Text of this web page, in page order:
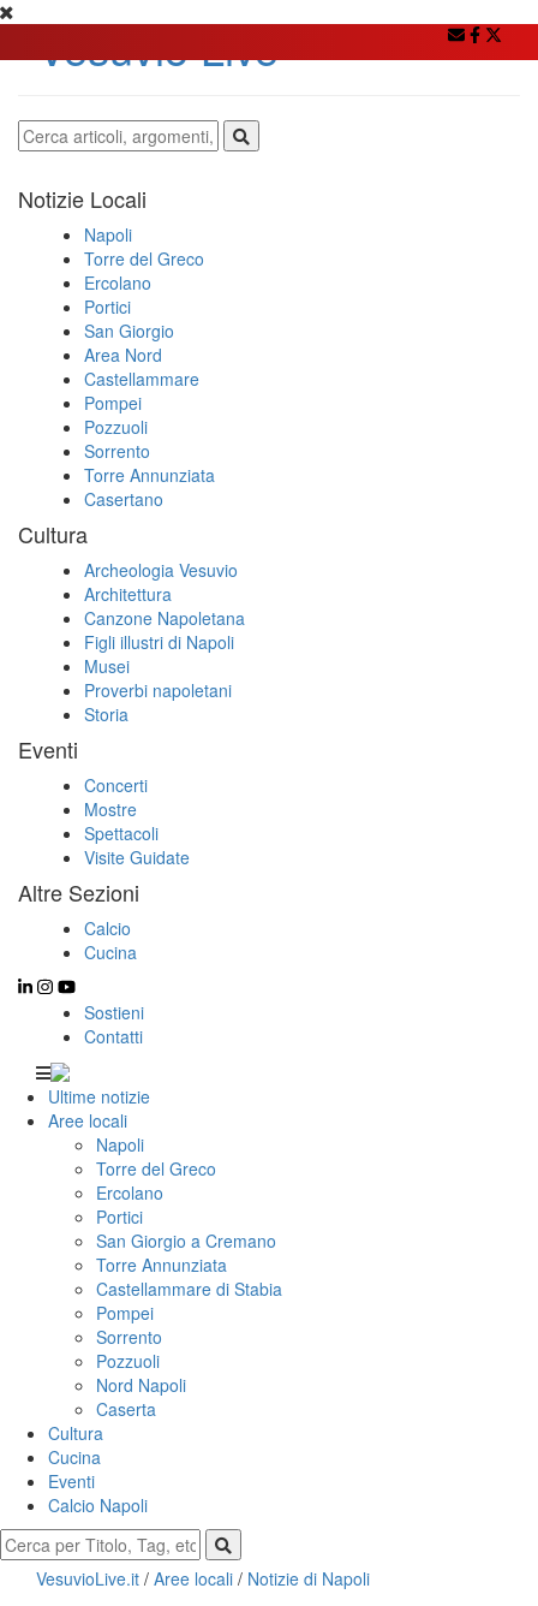
Notizie Locali
Napoli
Torre del Greco
Ercolano
Portici
San Giorgio
Area Nord
Castellammare
Pompei
Pozzuoli
Sorrento
Torre Annunziata
Casertano
Cultura
Archeologia Vesuvio
Architettura
Canzone Napoletana
Figli illustri di Napoli
Musei
Proverbi napoletani
Storia
Eventi
Concerti
Mostre
Spettacoli
Visite Guidate
Altre Sezioni
Calcio
Cucina
Sostieni
Contatti
Ultime notizie
Aree locali
Napoli
Torre del Greco
Ercolano
Portici
San Giorgio a Cremano
Torre Annunziata
Castellammare di Stabia
Pompei
Sorrento
Pozzuoli
Nord Napoli
Caserta
Cultura
Cucina
Eventi
Calcio Napoli
VesuvioLive.it / Aree locali / Notizie di Napoli